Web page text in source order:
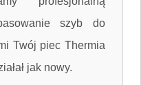
szyb do
Twój piec Thermia
jak nowy.